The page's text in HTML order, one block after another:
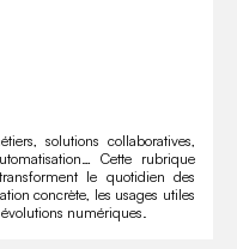
Cette rubrique
le quotidien des
concrète, les usages utiles
évolutions numériques.